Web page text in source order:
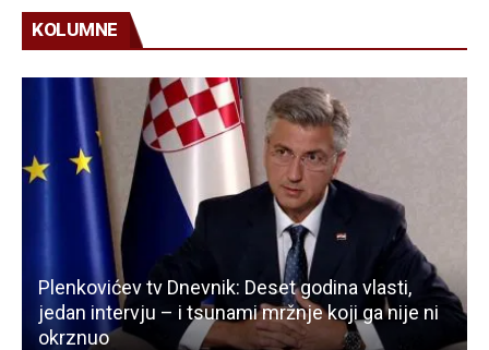
KOLUMNE
Plenkovićev tv Dnevnik: Deset godina vlasti,
jedan intervju – i tsunami mržnje koji ga nije ni
okrznuo